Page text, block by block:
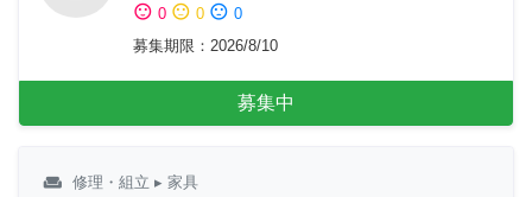
sentiment_satisfied 0 sentiment_neutral 0 sentiment_dissatisfied 0
募集期限 ： 2026/8/10
募集中
weekend 修理・組立 ▸ 家具